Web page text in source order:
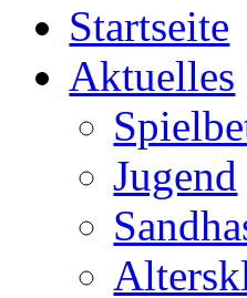
Startseite
Aktuelles
Jugend